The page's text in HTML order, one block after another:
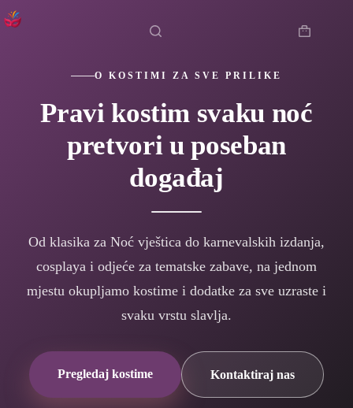
na
Košarica
O KOSTIMI ZA SVE PRILIKE
Pravi kostim svaku noć
pretvori u poseban
događaj
Od klasika za Noć vještica do karnevalskih izdanja,
cosplaya i odjeće za tematske zabave, na jednom
mjestu okupljamo kostime i dodatke za sve uzraste i
svaku vrstu slavlja.
Pregledaj kostime Kontaktiraj nas